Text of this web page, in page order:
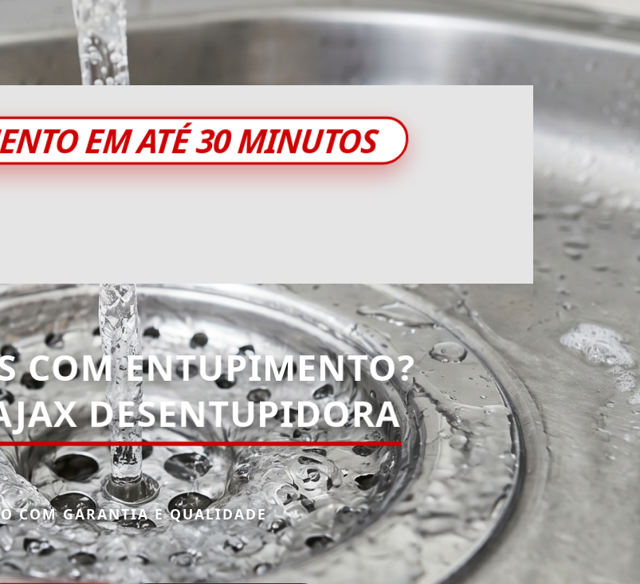
EM ATÉ 30 MINUTOS
COM ENTUPIMENTO?
DESENTUPIDORA
COM GARANTIA E QUALIDADE